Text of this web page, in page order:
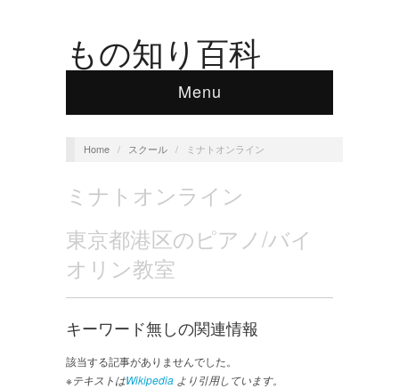
もの知り百科
Menu
Home / スクール / ミナトオンライン
ミナトオンライン
東京都港区のピアノ/バイ
オリン教室
キーワード無しの関連情報
該当する記事がありませんでした。
※テキストはWikipedia より引用しています。